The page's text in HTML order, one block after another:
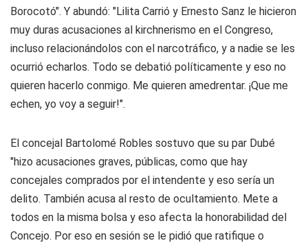
Borocotó". Y abundó: "Lilita Carrió y Ernesto Sanz le hicieron
muy duras acusaciones al kirchnerismo en el Congreso,
incluso relacionándolos con el narcotráfico, y a nadie se les
ocurrió echarlos. Todo se debatió políticamente y eso no
quieren hacerlo conmigo. Me quieren amedrentar. ¡Que me
echen, yo voy a seguir!".
El concejal Bartolomé Robles sostuvo que su par Dubé
"hizo acusaciones graves, públicas, como que hay
concejales comprados por el intendente y eso sería un
delito. También acusa al resto de ocultamiento. Mete a
todos en la misma bolsa y eso afecta la honorabilidad del
Concejo. Por eso en sesión se le pidió que ratifique o